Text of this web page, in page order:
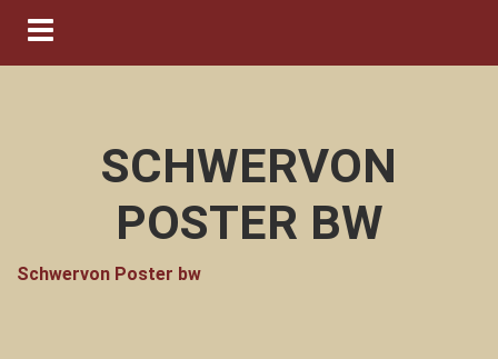
Navigation ein-/ausblenden
SCHWERVON
POSTER BW
Schwervon Poster bw